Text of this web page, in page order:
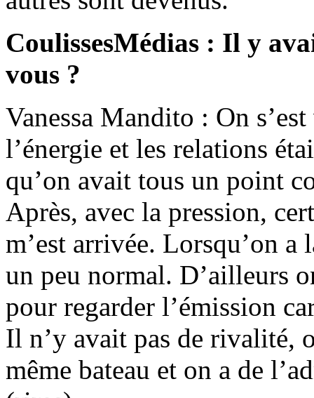
CoulissesMédias : Il y
vous ?
Vanessa Mandito : On
l’énergie et les relations
qu’on avait tous un point
Après, avec la pression,
m’est arrivée. Lorsqu’on a
un peu normal. D’ailleurs
pour regarder l’émission
Il n’y avait pas de rivalité,
même bateau et on a de